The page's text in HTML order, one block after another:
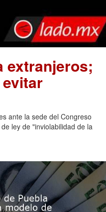
extranjeros;
ante la sede del Congreso
ley de "inviolabilidad de la